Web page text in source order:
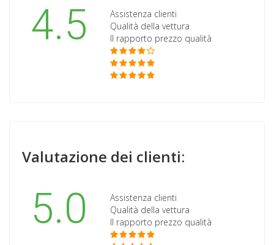
4.5
Assistenza clienti
Qualità della vettura
Il rapporto prezzo qualità
Valutazione dei clienti:
5.0
Assistenza clienti
Qualità della vettura
Il rapporto prezzo qualità